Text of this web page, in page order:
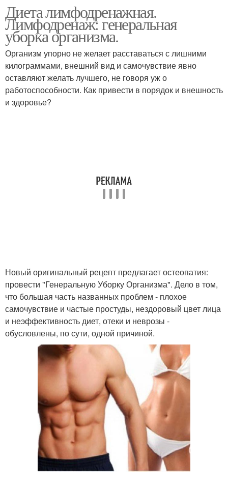
Лимфодренажный
массаж
Диета лимфодренажная.
Лимфодренаж: генеральная
уборка организма.
Организм упорно не желает расставаться с лишними
килограммами, внешний вид и самочувствие явно
оставляют желать лучшего, не говоря уж о
работоспособности. Как привести в порядок и внешность
и здоровье?
Новый оригинальный рецепт предлагает остеопатия:
провести "Генеральную Уборку Организма". Дело в том,
что большая часть названных проблем - плохое
самочувствие и частые простуды, нездоровый цвет лица
и неэффективность диет, отеки и неврозы -
обусловлены, по сути, одной причиной.